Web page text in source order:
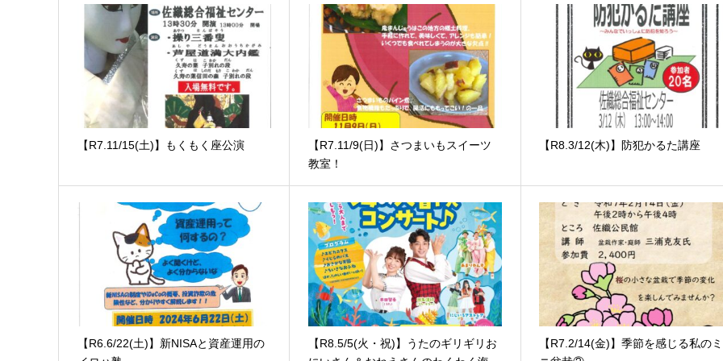
【R7.11/15(土)】もくもく座公演
【R7.11/9(日)】さつまいもスイーツ
教室！
【R8.3/12(木)】防犯かるた講座
【R6.6/22(土)】新NISAと資産運用の
【R8.5/5(火・祝)】うたのギリギリお
【R7.2/14(金)】季節を感じる私のミ